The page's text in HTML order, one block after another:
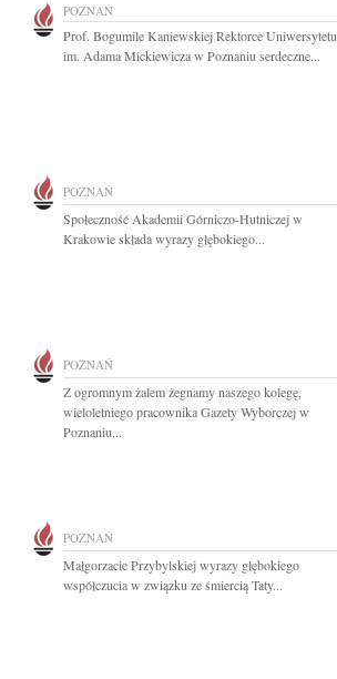
POZNAŃ
Prof. Bogumile Kaniewskiej Rektorce Uniwersytetu
im. Adama Mickiewicza w Poznaniu serdeczne...
POZNAŃ
Społeczność Akademii Górniczo-Hutniczej w
Krakowie składa wyrazy głębokiego...
POZNAŃ
Z ogromnym żalem żegnamy naszego kolegę,
wieloletniego pracownika Gazety Wyborczej w
Poznaniu...
POZNAŃ
Małgorzacie Przybylskiej wyrazy głębokiego
współczucia w związku ze śmiercią Taty...